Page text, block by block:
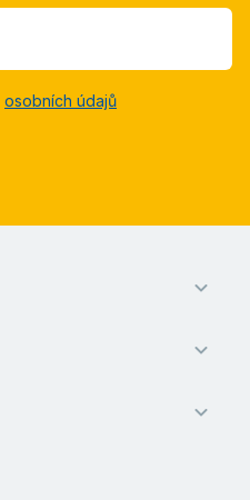
osobních údajů